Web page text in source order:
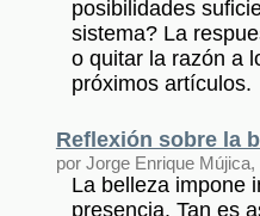
posibilidades
sistema? La
o quitar la razón a
próximos artículos.
Reflexión sobre la
por Jorge Enrique Mújica,
La belleza impone
presencia. Tan es